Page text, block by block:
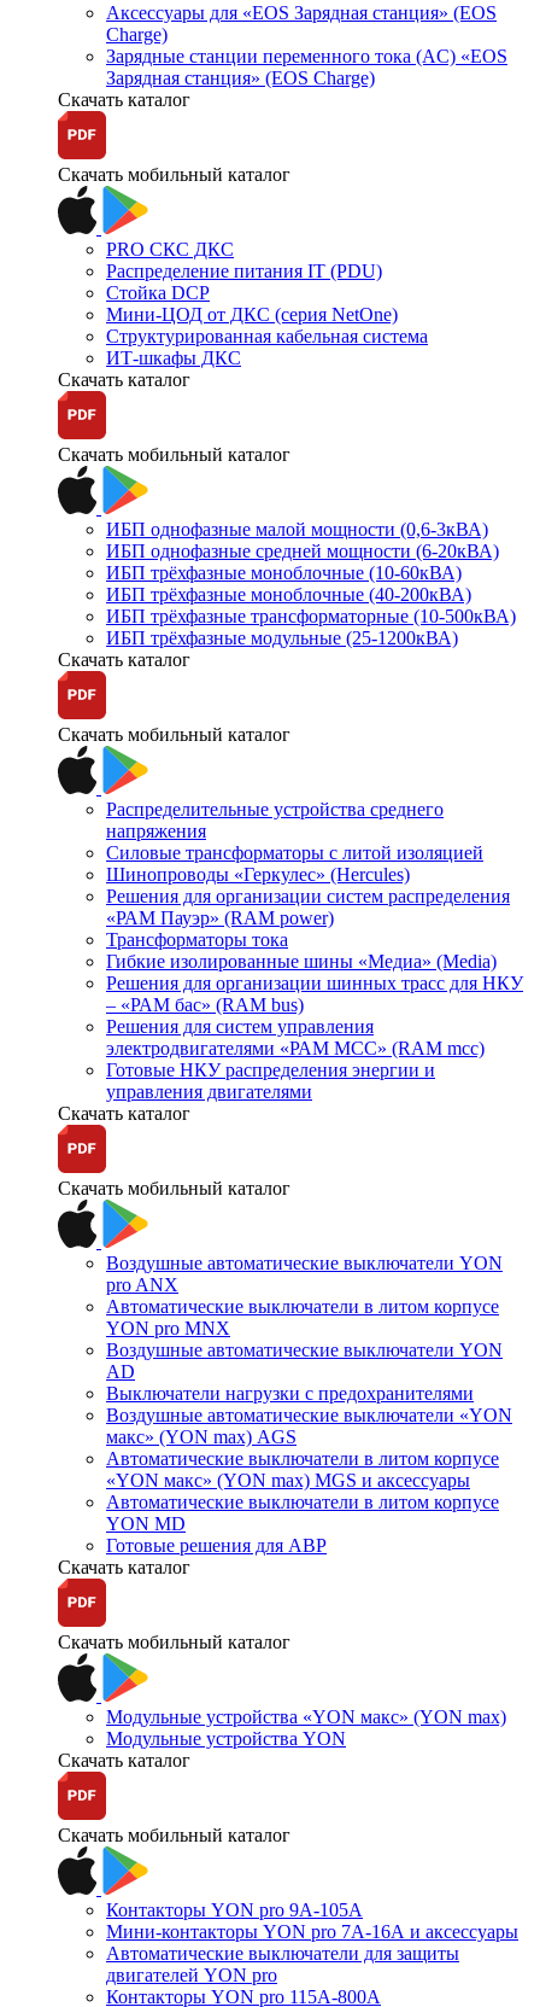
Аксессуары для «EOS Зарядная станция» (EOS
Charge)
Зарядные станции переменного тока (AC) «EOS
Зарядная станция» (EOS Charge)
Скачать каталог
Скачать мобильный каталог
PRO СКС ДКС
Распределение питания IT (PDU)
Стойка DCP
Мини-ЦОД от ДКС (серия NetOne)
Структурированная кабельная система
ИТ-шкафы ДКС
Скачать каталог
Скачать мобильный каталог
ИБП однофазные малой мощности (0,6-3кВА)
ИБП однофазные средней мощности (6-20кВА)
ИБП трёхфазные моноблочные (10-60кВА)
ИБП трёхфазные моноблочные (40-200кВА)
ИБП трёхфазные трансформаторные (10-500кВА)
ИБП трёхфазные модульные (25-1200кВА)
Скачать каталог
Скачать мобильный каталог
Распределительные устройства среднего
напряжения
Силовые трансформаторы с литой изоляцией
Шинопроводы «Геркулес» (Hercules)
Решения для организации систем распределения
«РАМ Пауэр» (RAM power)
Трансформаторы тока
Гибкие изолированные шины «Медиа» (Media)
Решения для организации шинных трасс для НКУ
– «РАМ бас» (RAM bus)
Решения для систем управления
электродвигателями «РАМ МСС» (RAM mcc)
Готовые НКУ распределения энергии и
управления двигателями
Скачать каталог
Скачать мобильный каталог
Воздушные автоматические выключатели YON
pro ANX
Автоматические выключатели в литом корпусе
YON pro MNX
Воздушные автоматические выключатели YON
AD
Выключатели нагрузки с предохранителями
Воздушные автоматические выключатели «YON
макс» (YON max) AGS
Автоматические выключатели в литом корпусе
«YON макс» (YON max) MGS и аксессуары
Автоматические выключатели в литом корпусе
YON MD
Готовые решения для АВР
Скачать каталог
Скачать мобильный каталог
Модульные устройства «YON макс» (YON max)
Модульные устройства YON
Скачать каталог
Скачать мобильный каталог
Контакторы YON pro 9А-105А
Мини-контакторы YON pro 7А-16А и аксессуары
Автоматические выключатели для защиты
двигателей YON pro
Контакторы YON pro 115А-800А